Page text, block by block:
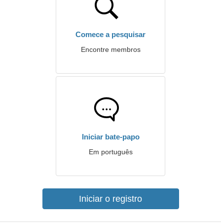
Comece a pesquisar
Encontre membros
Iniciar bate-papo
Em português
Iniciar o registro